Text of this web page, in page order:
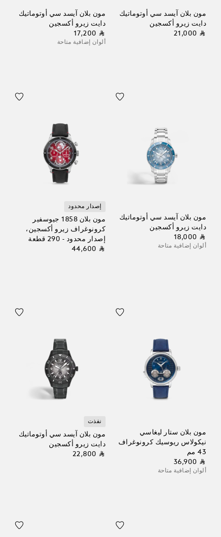
مون بلان آيسد سي أوتوماتيك
دايت زيرو أكسجين
⃁ 21,000
مون بلان آيسد سي أوتوماتيك
دايت زيرو أكسجين
⃁ 17,200
ألوان إضافية متاحة
مون بلان آيسد سي أوتوماتيك
دايت زيرو أكسجين
⃁ 18,000
ألوان إضافية متاحة
إصدار محدود
مون بلان 1858 جيوسفير
كرونوغراف زيرو أكسجين،
إصدار محدود - 290 قطعة
⃁ 44,600
مون بلان ستار ليغاسي
نيكولاس ريوسيك كرونوغراف
43 مم
⃁ 36,900
ألوان إضافية متاحة
نفذت
مون بلان آيسد سي أوتوماتيك
دايت زيرو أكسجين
⃁ 22,800